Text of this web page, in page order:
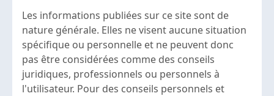
Les informations publiées sur ce site sont de
nature générale. Elles ne visent aucune situation
spécifique ou personnelle et ne peuvent donc
pas être considérées comme des conseils
juridiques, professionnels ou personnels à
l'utilisateur. Pour des conseils personnels et